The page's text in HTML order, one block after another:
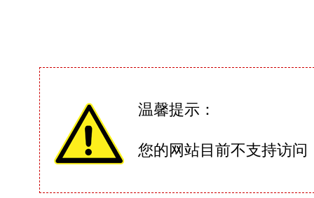
温馨提示：
您的网站目前不支持访